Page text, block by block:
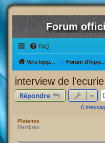
Forum
FAQ
Vers hipposuède, le jeu ! Forum d'hipposuède
interview de
Répondre
6
Platanes
Membres